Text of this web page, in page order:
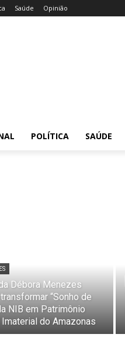
Saúde Opinião
POLÍTICA SAÚDE
Débora Menezes
“Sonho de
NIB em Patrimônio
Imaterial do Amazonas